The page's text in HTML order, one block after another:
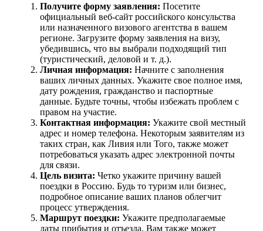
Получите форму заявления: Посетите
официальный веб-сайт российского консульства
или назначенного визового агентства в вашем
регионе. Загрузите форму заявления на визу,
убедившись, что вы выбрали подходящий тип
(туристический, деловой и т. д.).
Личная информация: Начните с заполнения
ваших личных данных. Укажите свое полное имя,
дату рождения, гражданство и паспортные
данные. Будьте точны, чтобы избежать проблем с
правом на участие.
Контактная информация: Укажите свой местный
адрес и номер телефона. Некоторым заявителям из
таких стран, как Ливия или Того, также может
потребоваться указать адрес электронной почты
для связи.
Цель визита: Четко укажите причину вашей
поездки в Россию. Будь то туризм или бизнес,
подробное описание ваших планов облегчит
процесс утверждения.
Маршрут поездки: Укажите предполагаемые
даты прибытия и отъезда. Вам также может